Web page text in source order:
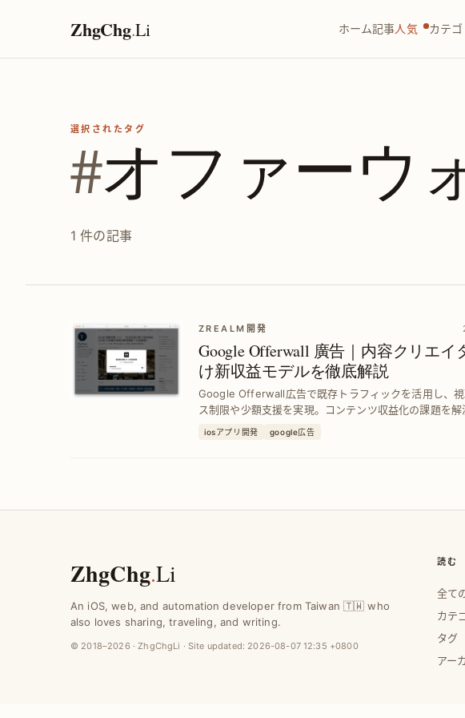
ZhgChg.Li ホーム記事人気 カテゴ
選択されたタグ
#オファーウ
1 件の記事
ZREALM開発
Google Offerwall 廣告｜内容クリエイ
け新収益モデルを徹底解説
Google Offerwall広告で既存トラフィックを活用し、
ス制限や少額支援を実現。コンテンツ収益化の課題を解
した収入増加を目指せます。
iosアプリ開発 google広告
ZhgChg.Li
An iOS, web, and automation developer from Taiwan 🇹🇼 who
also loves sharing, traveling, and writing.
© 2018–2026 · ZhgChgLi · Site updated: 2026-08-07 12:35 +0800
読む
全て
カテ
タグ
アー